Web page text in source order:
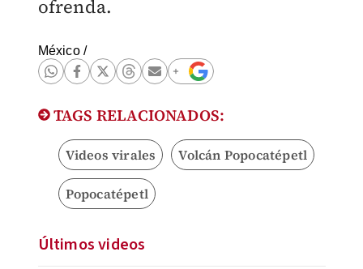
ofrenda.
México/
TAGS RELACIONADOS:
Videos virales Volcán Popocatépetl
Popocatépetl
Últimos videos